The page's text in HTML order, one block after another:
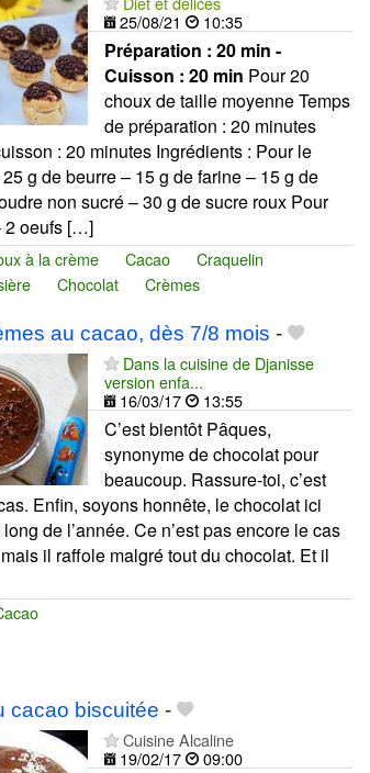
25/08/21
10:35
Préparation : 20 min -
Cuisson : 20 min Pour 20
choux de taille moyenne Temps
de préparation : 20 minutes
: 20 minutes Ingrédients : Pour le
g de beurre – 15 g de farine – 15 g de
non sucré – 30 g de sucre roux Pour
2 oeufs […]
à la crème Cacao
Craquelin
Chocolat Crèmes
au cacao, dès 7/8 mois -
Dans la cuisine de Djanisse
version enfa...
16/03/17
13:55
C’est bientôt Pâques,
synonyme de chocolat pour
beaucoup. Rassure-toi, c’est
Enfin, soyons honnête, le chocolat ici
long de l’année. Ce n’est pas encore le cas
il raffole malgré tout du chocolat. Et il
cacao biscuitée -
Cuisine Alcaline
19/02/17
09:00